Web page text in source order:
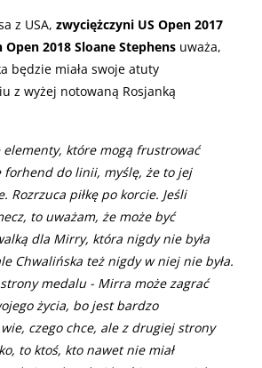
z USA, zwyciężczyni US Open 2017
2018 Sloane Stephens uważa,
będzie miała swoje atuty
z wyżej notowaną Rosjanką
elementy, które mogą frustrować
forhend do linii, myślę, że to jej
Rozrzuca piłkę po korcie. Jeśli
to uważam, że może być
dla Mirry, która nigdy nie była
Chwalińska też nigdy w niej nie była.
medalu - Mirra może zagrać
życia, bo jest bardzo
czego chce, ale z drugiej strony
to ktoś, kto nawet nie miał